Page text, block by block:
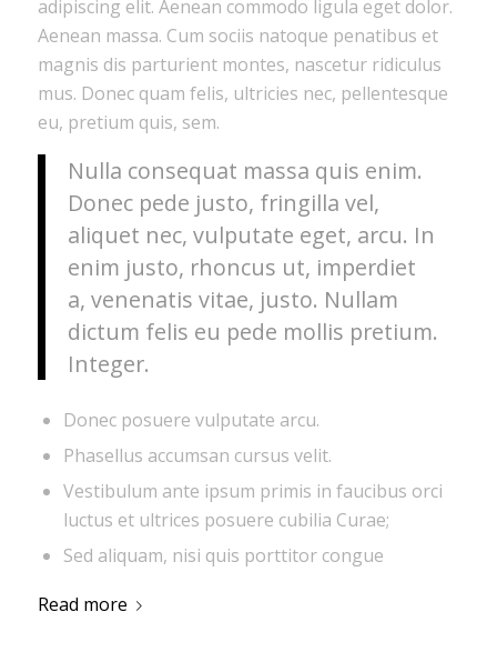
adipiscing elit. Aenean commodo ligula eget dolor.
Aenean massa. Cum sociis natoque penatibus et
magnis dis parturient montes, nascetur ridiculus
mus. Donec quam felis, ultricies nec, pellentesque
eu, pretium quis, sem.
Nulla consequat massa quis enim.
Donec pede justo, fringilla vel,
aliquet nec, vulputate eget, arcu. In
enim justo, rhoncus ut, imperdiet
a, venenatis vitae, justo. Nullam
dictum felis eu pede mollis pretium.
Integer.
Donec posuere vulputate arcu.
Phasellus accumsan cursus velit.
Vestibulum ante ipsum primis in faucibus orci
luctus et ultrices posuere cubilia Curae;
Sed aliquam, nisi quis porttitor congue
Read more